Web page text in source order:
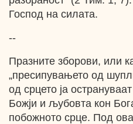
Господ на силата.
--
Празните зборови, или
„пресипувањето од
од срцето ја
Божји и љубовта кон
побожното срце. Под